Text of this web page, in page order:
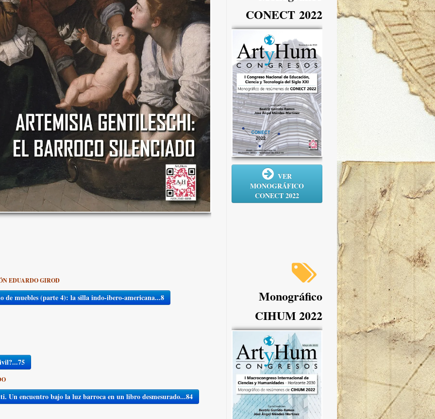
EDUARDO GIROD
de muebles (parte 4): la silla indo-ibero-americana...8
Un encuentro bajo la luz barroca en un libro desmesurado...84
CONECT 2022
VER
MONOGRÁFICO
CONECT 2022
Monográfico
CIHUM 2022